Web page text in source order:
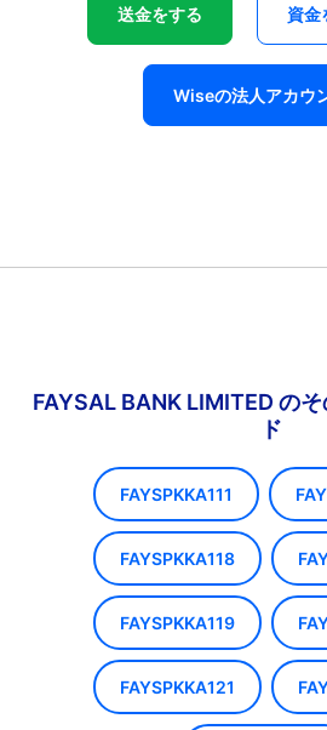
送金をする 資金
Wiseの法人アカウ
FAYSAL BANK LIMITED の
ド
FAYSPKKA111
FAYSPKKA118
FAYSPKKA119
FAYSPKKA121